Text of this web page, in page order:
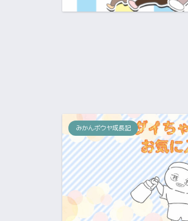
みかんボウヤ成長記